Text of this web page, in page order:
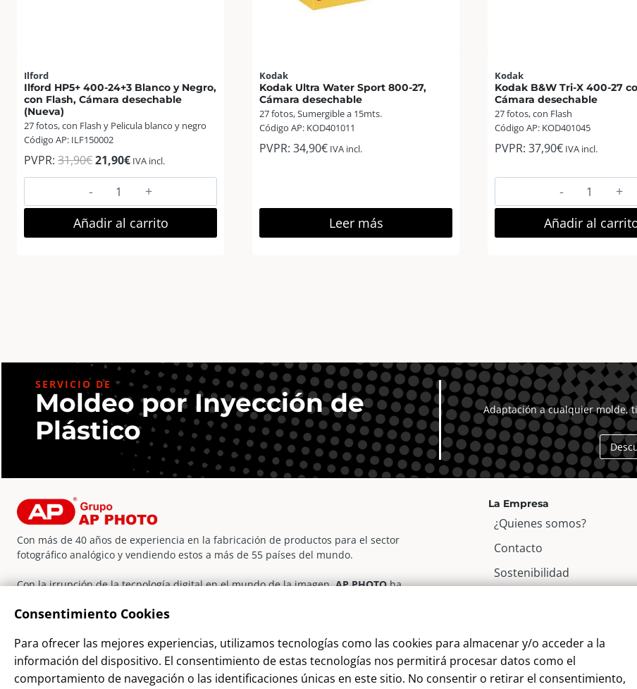
Ilford
Ilford HP5+ 400-24+3 Blanco y Negro,
con Flash, Cámara desechable
(Nueva)
27 fotos, con Flash y Pelicula blanco y negro
Código AP: ILF150002
PVPR: 31,90€El
precio
original
era:
31,90€.
21,90€El
precio
actual
es:
21,90€.
IVA incl.
Ilford
HP5+
400-
24+3
desechable
(Nueva)
cantidad
Añadir al carrito
Kodak
Kodak Ultra Water Sport 800-27,
Cámara desechable
27 fotos, Sumergible a 15mts.
Código AP: KOD401011
PVPR: 34,90€ IVA incl.
Leer más
Kodak
Kodak B&W Tri-X 400-27
Cámara desechable
27 fotos, con Flash
Código AP: KOD401045
PVPR: 37,90€ IVA incl.
Kodak
B&W
Tri-
X
cantidad
Añadir al
SERVICIO DE
Moldeo por Inyección de
Plástico
Adaptación a cualquier molde,
Con más de 40 años de experiencia en la fabricación de productos para el sector
fotográfico analógico y vendiendo estos a más de 55 países del mundo.
Con la irrupción de la tecnología digital en el mundo de la imagen,AP PHOTOha
la evolución y crecimiento de sus clientes.
Facebook
Instagram
YouTube
LinkedIn
WordPress
La Empresa
¿Quienes somos?
Contacto
Sostenibilidad
Aviso Legal
Términos y Condiciones
Consentimiento Cookies
Para ofrecer las mejores experiencias, utilizamos tecnologías como las cookies para almacenar y/o acceder a la
información del dispositivo. El consentimiento de estas tecnologías nos permitirá procesar datos como el
comportamiento de navegación o las identificaciones únicas en este sitio. No consentir o retirar el consentimiento,